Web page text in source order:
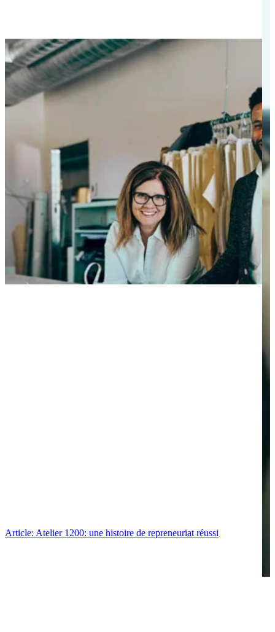
Article: Atelier 1200: une histoire de repreneuriat réussi